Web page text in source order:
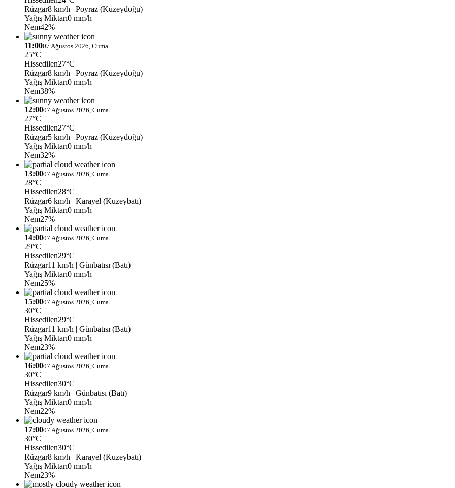
Rüzgar8 km/h | Poyraz (Kuzeydoğu)
Yağış Miktarı0 mm/h
Nem42%
11:0007 Ağustos 2026, Cuma
25°C
Hissedilen27°C
Rüzgar8 km/h | Poyraz (Kuzeydoğu)
Yağış Miktarı0 mm/h
Nem38%
12:0007 Ağustos 2026, Cuma
27°C
Hissedilen27°C
Rüzgar5 km/h | Poyraz (Kuzeydoğu)
Yağış Miktarı0 mm/h
Nem32%
13:0007 Ağustos 2026, Cuma
28°C
Hissedilen28°C
Rüzgar6 km/h | Karayel (Kuzeybatı)
Yağış Miktarı0 mm/h
Nem27%
14:0007 Ağustos 2026, Cuma
29°C
Hissedilen29°C
Rüzgar11 km/h | Günbatısı (Batı)
Yağış Miktarı0 mm/h
Nem25%
15:0007 Ağustos 2026, Cuma
30°C
Hissedilen29°C
Rüzgar11 km/h | Günbatısı (Batı)
Yağış Miktarı0 mm/h
Nem23%
16:0007 Ağustos 2026, Cuma
30°C
Hissedilen30°C
Rüzgar9 km/h | Günbatısı (Batı)
Yağış Miktarı0 mm/h
Nem22%
17:0007 Ağustos 2026, Cuma
30°C
Hissedilen30°C
Rüzgar8 km/h | Karayel (Kuzeybatı)
Yağış Miktarı0 mm/h
Nem23%